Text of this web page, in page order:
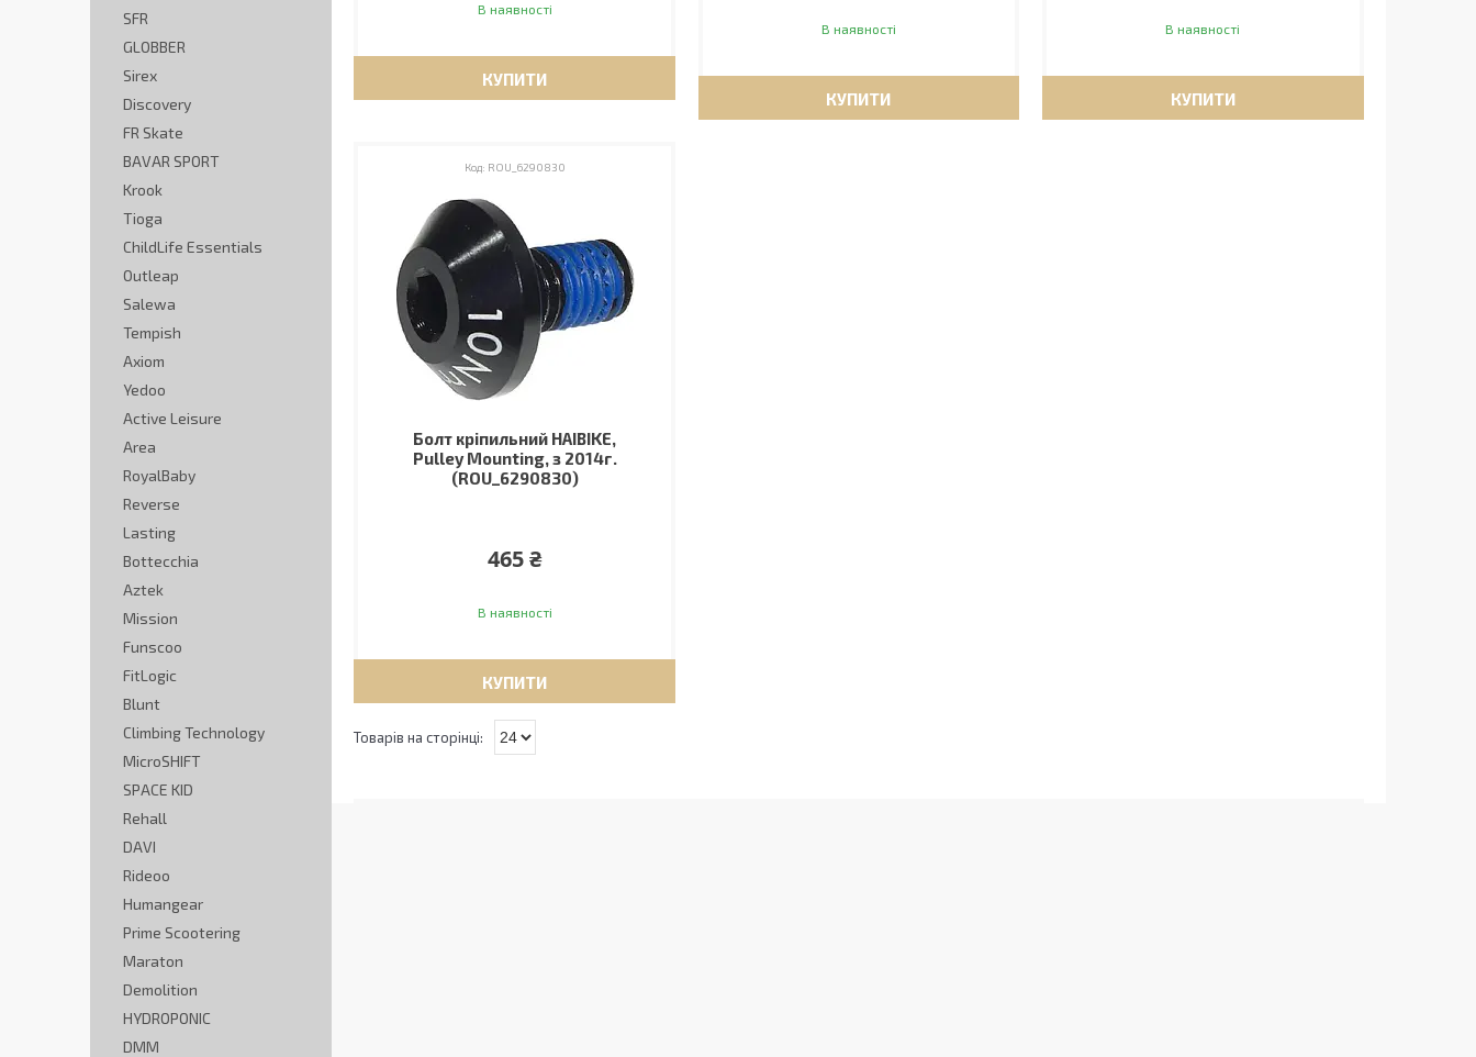
В наявності
КУПИТИ
В наявності
КУПИТИ
В наявності
КУПИТИ
ROU_6290830
Болт кріпильний HAIBIKE,
Pulley Mounting, з 2014г.
(ROU_6290830)
465 ₴
В наявності
КУПИТИ
SFR
GLOBBER
Sirex
Discovery
FR Skate
BAVAR SPORT
Krook
Tioga
ChildLife Essentials
Outleap
Salewa
Tempish
Axiom
Yedoo
Active Leisure
Area
RoyalBaby
Reverse
Lasting
Bottecchia
Aztek
Mission
Funscoo
FitLogic
Blunt
Climbing Technology
MicroSHIFT
SPACE KID
Rehall
DAVI
Rideoo
Humangear
Prime Scootering
Maraton
Demolition
HYDROPONIC
DMM